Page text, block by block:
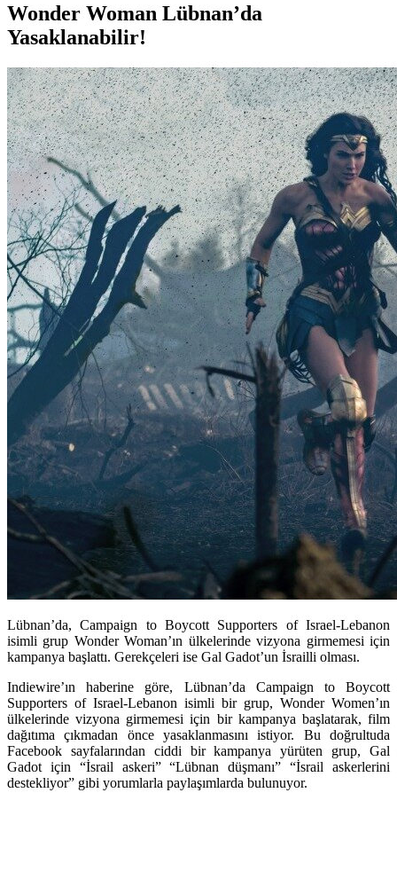
Wonder Woman Lübnan’da
Yasaklanabilir!
Lübnan’da, Campaign to Boycott Supporters of Israel-Lebanon
isimli grup Wonder Woman’ın ülkelerinde vizyona girmemesi için
kampanya başlattı. Gerekçeleri ise Gal Gadot’un İsrailli olması.
Indiewire’ın haberine göre, Lübnan’da Campaign to Boycott
Supporters of Israel-Lebanon isimli bir grup, Wonder Women’ın
ülkelerinde vizyona girmemesi için bir kampanya başlatarak, film
dağıtıma çıkmadan önce yasaklanmasını istiyor. Bu doğrultuda
Facebook sayfalarından ciddi bir kampanya yürüten grup, Gal
Gadot için “İsrail askeri” “Lübnan düşmanı” “İsrail askerlerini
destekliyor” gibi yorumlarla paylaşımlarda bulunuyor.